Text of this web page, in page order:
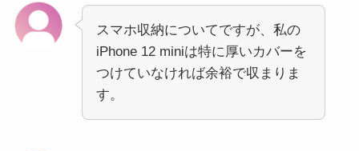
スマホ収納についてですが、私の
iPhone 12 miniは特に厚いカバーを
つけていなければ余裕で収まりま
す。